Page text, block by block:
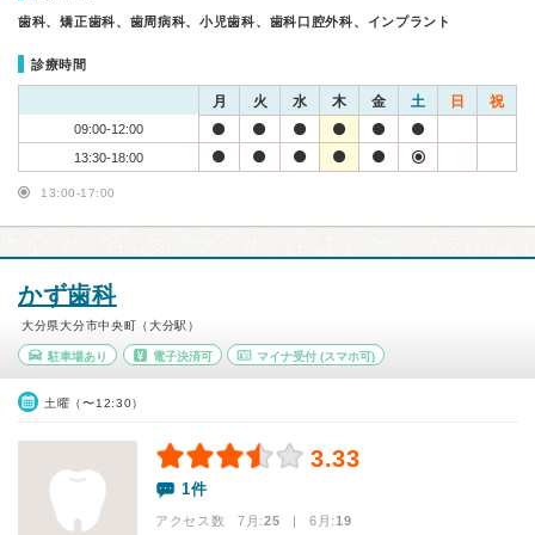
歯科、矯正歯科、歯周病科、小児歯科、歯科口腔外科、インプラント
診療時間
月 火 水 木 金 土 日 祝
09:00-12:00
13:30-18:00
13:00-17:00
かず歯科
大分県大分市中央町（大分駅）
駐車場あり 電子決済可 マイナ受付 (スマホ可)
土曜（〜12:30）
3.33
1件
アクセス数 7月:25 | 6月:19